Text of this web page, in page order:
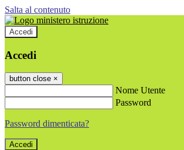
Salta al contenuto
Accedi
Accedi
button close ×
Nome Utente
Password
Password dimenticata?